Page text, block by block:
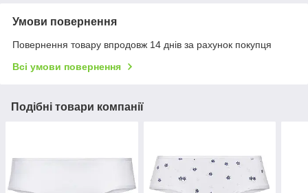
Умови повернення
Повернення товару впродовж 14 днів за рахунок покупця
Всі умови повернення
Подібні товари компанії